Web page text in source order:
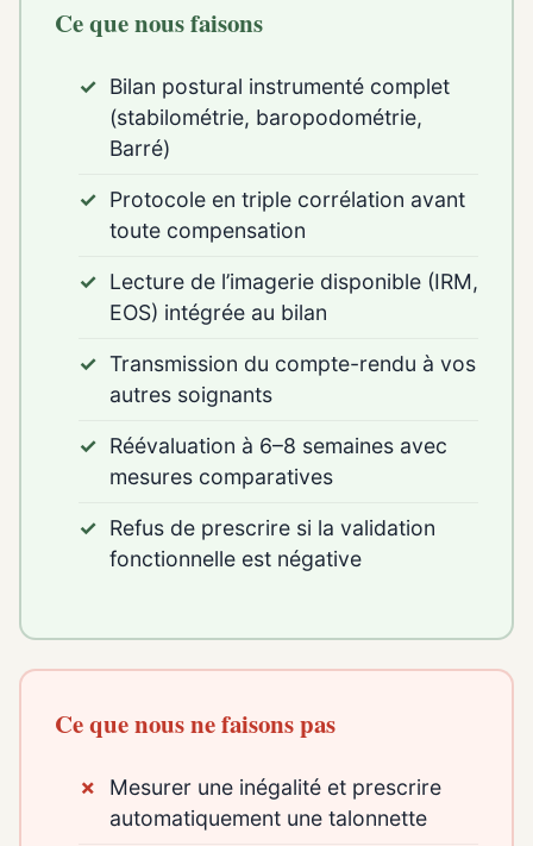
Ce que nous faisons
Bilan postural instrumenté complet
(stabilométrie, baropodométrie,
Barré)
Protocole en triple corrélation avant
toute compensation
Lecture de l’imagerie disponible (IRM,
EOS) intégrée au bilan
Transmission du compte-rendu à vos
autres soignants
Réévaluation à 6–8 semaines avec
mesures comparatives
Refus de prescrire si la validation
fonctionnelle est négative
Ce que nous ne faisons pas
Mesurer une inégalité et prescrire
automatiquement une talonnette